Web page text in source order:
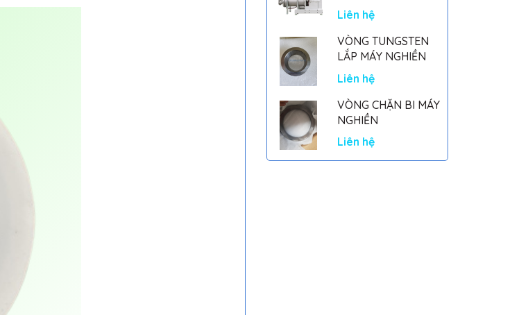
Liên hệ
VÒNG TUNGSTEN
LẮP MÁY NGHIỀN
Liên hệ
VÒNG CHẶN BI MÁY
NGHIỀN
Liên hệ